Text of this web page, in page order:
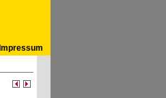
Impressum